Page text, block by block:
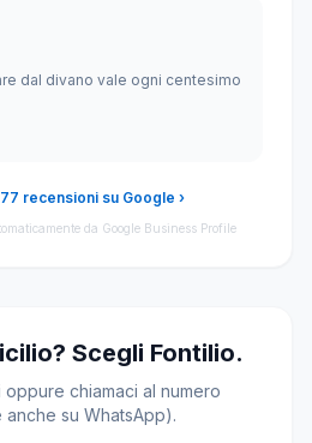
dal divano vale ogni centesimo
recensioni su Google ›
da Google Business Profile
Scegli Fontilio.
chiamaci al numero
anche su WhatsApp).